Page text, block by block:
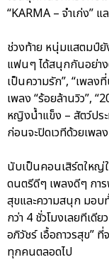
“KARMA – จำเก่ง” แ
ช่วงท้าย หนุ่มแสตมป์ยั
แฟนๆ ได้สนุกกันอย่าง
เป็นความรัก”, “เพล
เพลง “ร้อยล้านวิว”,
หญิงน้ำแข็ง – สัตว์ปร
ก่อนจะปิดเวทีด้วยเพล
นับเป็นคอนเสิร์ตใหญ่
ดนตรีดีๆ เพลงดีๆ กา
สุขและความสนุก มอบ
กว่า 4 ชั่วโมงเลยทีเ
อภิวัชร์ เอื้อถาวรสุข”
ทุกคนตลอดไป